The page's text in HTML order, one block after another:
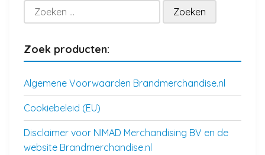
Zoeken
naar:
Zoek producten:
Algemene Voorwaarden Brandmerchandise.nl
Cookiebeleid (EU)
Disclaimer voor NIMAD Merchandising BV en de
website Brandmerchandise.nl